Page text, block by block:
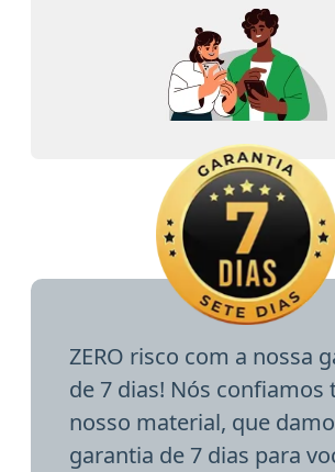
ZERO risco com a nossa
de 7 dias! Nós confiamos
nosso material, que
garantia de 7 dias para